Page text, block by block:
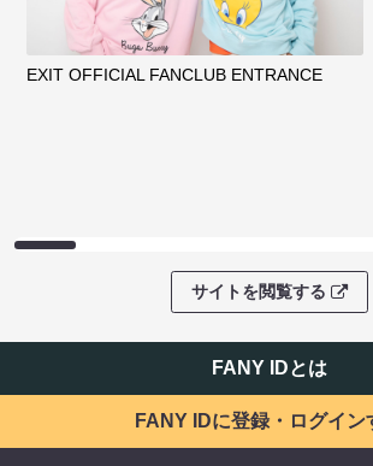
EXIT OFFICIAL FANCLUB ENTRANCE
サイトを閲覧する
FANY IDとは
FANY IDに登録・ログイン